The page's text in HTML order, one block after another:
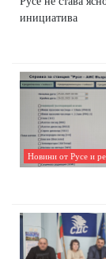
инициатива
Новини от Русе и